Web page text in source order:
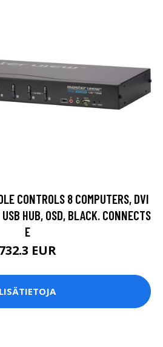
CONTROLS 8 COMPUTERS, DVI
HUB, OSD, BLACK. CONNECTS
E
732.3 EUR
LISÄTIETOJA